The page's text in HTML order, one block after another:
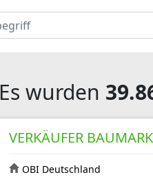
Es wurden
VERKÄUFER
OBI Deutschland